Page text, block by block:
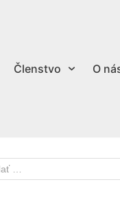
Členstvo O